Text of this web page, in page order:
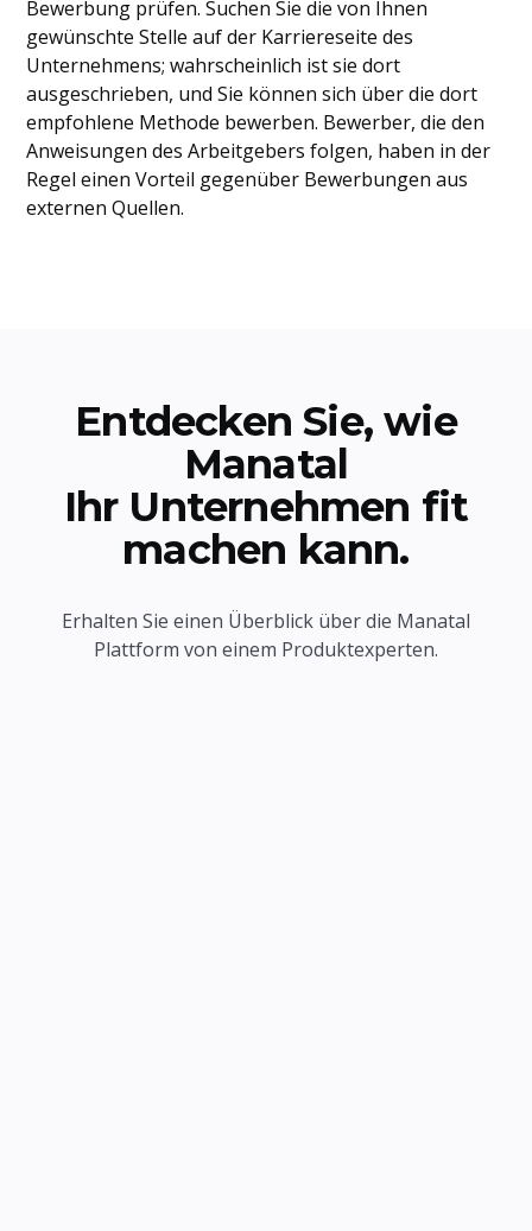
Bewerbung prüfen. Suchen Sie die von Ihnen
gewünschte Stelle auf der Karriereseite des
Unternehmens; wahrscheinlich ist sie dort
ausgeschrieben, und Sie können sich über die dort
empfohlene Methode bewerben. Bewerber, die den
Anweisungen des Arbeitgebers folgen, haben in der
Regel einen Vorteil gegenüber Bewerbungen aus
externen Quellen.
Entdecken Sie, wie
Manatal
Ihr Unternehmen fit
machen kann.
Erhalten Sie einen Überblick über die Manatal
Plattform von einem Produktexperten.